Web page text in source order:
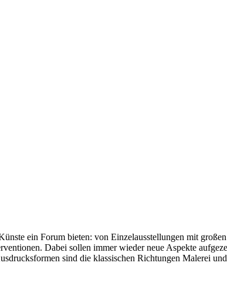
ein Forum bieten: von Einzelausstellungen mit
Dabei sollen immer wieder neue Aspekte
sind die klassischen Richtungen Malerei